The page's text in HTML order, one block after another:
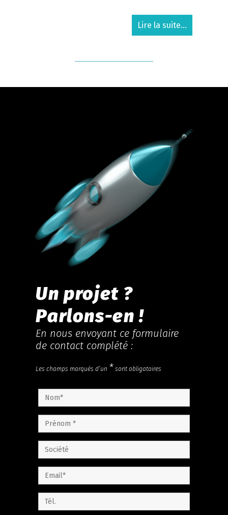
Lire la suite...
Un projet ?
Parlons-en !
En nous envoyant ce formulaire
de contact complété :
Les champs marqués d’un * sont obligatoires